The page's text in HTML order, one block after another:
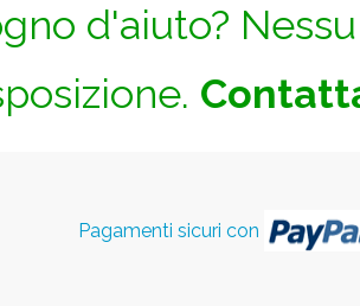
d'aiuto?
Pagamenti sicuri con